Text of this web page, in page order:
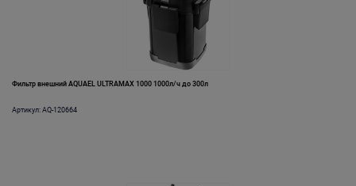
Фильтр внешний AQUAEL ULTRAMAX 1000 1000л/ч до 300л
Артикул: AQ-120664